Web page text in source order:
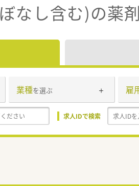
なし含む)の薬
業種を選ぶ 雇
求人IDで検索